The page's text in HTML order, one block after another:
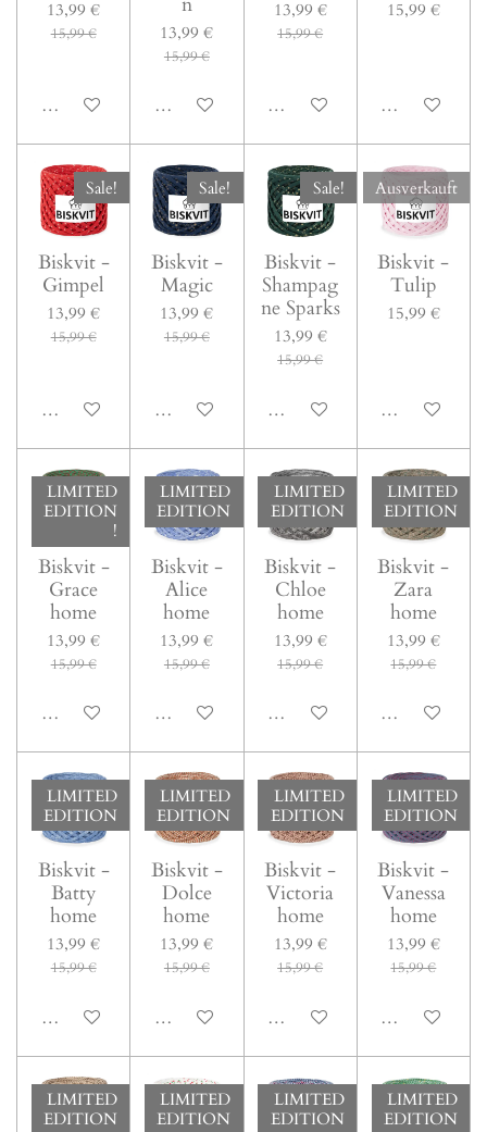
13,99 €
15,99 €
In den Warenkorb
13,99 €
15,99 €
In den Warenkorb
13,99 €
15,99 €
Bei Verfügbarkeit
15,99 €
Bei
Sale!
Biskvit -
Gimpel
13,99 €
15,99 €
In den Warenkorb
Sale!
Biskvit -
Magic
13,99 €
15,99 €
In den Warenkorb
Sale!
Biskvit -
Shampag
ne Sparks
13,99 €
15,99 €
In den Warenkorb
Ausverkauft
Biskvit -
Tulip
15,99 €
Bei
LIMITED
EDITION
!
Biskvit -
Grace
home
13,99 €
15,99 €
In den Warenkorb
LIMITED
EDITION
Biskvit -
Alice
home
13,99 €
15,99 €
In den Warenkorb
LIMITED
EDITION
Biskvit -
Chloe
home
13,99 €
15,99 €
In den Warenkorb
LIMITED
EDITION
Biskvit -
Zara
home
13,99 €
15,99 €
In den
LIMITED
EDITION
Biskvit -
Batty
home
13,99 €
15,99 €
In den Warenkorb
LIMITED
EDITION
Biskvit -
Dolce
home
13,99 €
15,99 €
In den Warenkorb
LIMITED
EDITION
Biskvit -
Victoria
home
13,99 €
15,99 €
In den Warenkorb
LIMITED
EDITION
Biskvit -
Vanessa
home
13,99 €
15,99 €
In den
LIMITED
EDITION
LIMITED
EDITION
LIMITED
EDITION
LIMITED
EDITION